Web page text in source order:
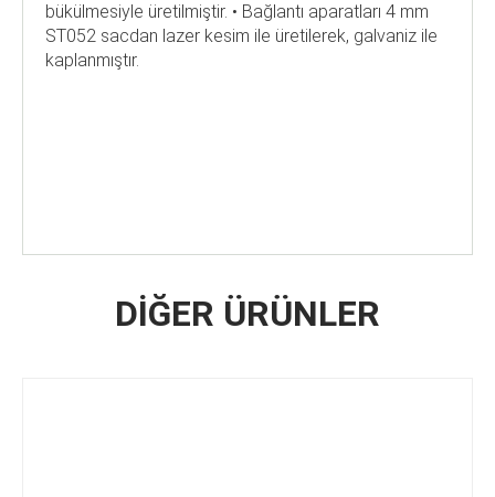
bükülmesiyle üretilmiştir. • Bağlantı aparatları 4 mm
ST052 sacdan lazer kesim ile üretilerek, galvaniz ile
kaplanmıştır.
DİĞER ÜRÜNLER